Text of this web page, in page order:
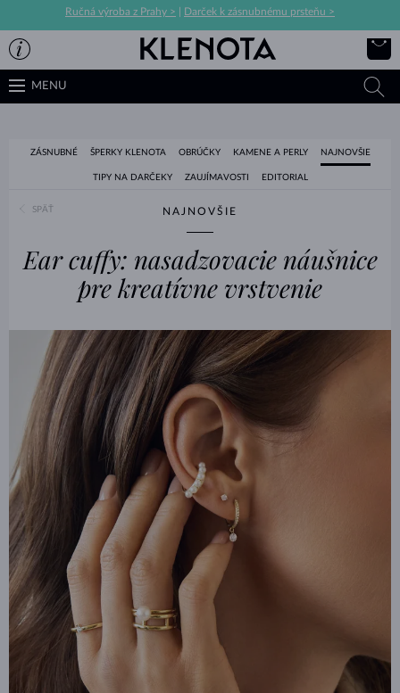
Ručná výroba z Prahy > Darček k zásnubnému prsteňu >
MENU
ZÁSNUBNÉ ŠPERKY KLENOTA OBRÚČKY KAMENE A PERLY NAJNOVŠIE
TIPY NA DARČEKY ZAUJÍMAVOSTI EDITORIAL
SPÄŤ NAJNOVŠIE
Ear cuffy: nasadzovacie náušnice
pre kreatívne vrstvenie